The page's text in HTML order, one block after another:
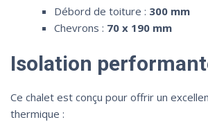
Débord de toiture : 300 mm
Chevrons : 70 x 190 mm
Isolation
Ce chalet est conçu pour offrir un
thermique :